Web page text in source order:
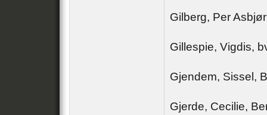
Gilberg, Per
Gillespie, Vigdis,
Gjendem, Sissel,
Gjerde, Cecilie,